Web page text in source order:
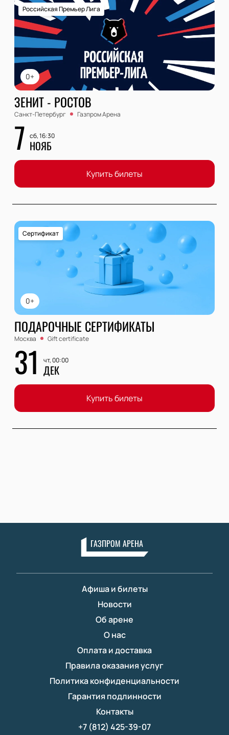
0+
Российская Премьер Лига
ЗЕНИТ - РОСТОВ
Санкт-Петербург Газпром Арена
7 сб, 16:30
НОЯБ
Купить билеты
0+
Сертификат
ПОДАРОЧНЫЕ СЕРТИФИКАТЫ
Москва Gift certificate
31 чт, 00:00
ДЕК
Купить билеты
ГАЗПРОМ АРЕНА
Афиша и билеты
Новости
Об арене
О нас
Оплата и доставка
Правила оказания услуг
Политика конфиденциальности
Гарантия подлинности
Контакты
+7 (812) 425-39-07